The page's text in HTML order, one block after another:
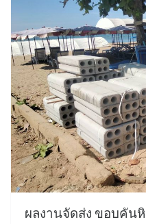
ผลงานจัดส่ง ขอบคัน